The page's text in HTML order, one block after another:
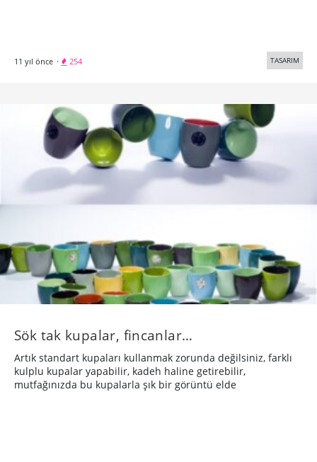
11 yıl önce · 254 TASARIM
Sök tak kupalar, fincanlar…
Artık standart kupaları kullanmak zorunda değilsiniz, farklı
kulplu kupalar yapabilir, kadeh haline getirebilir,
mutfağınızda bu kupalarla şık bir görüntü elde